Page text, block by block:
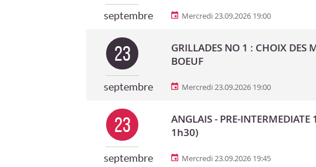
septembre Mercredi 23.09.2026 19:00
23
septembre
GRILLADES NO 1 : CHOIX DES
BOEUF
Mercredi 23.09.2026 19:00
23
septembre
ANGLAIS - PRE-INTERMEDIATE
1h30)
Mercredi 23.09.2026 19:45